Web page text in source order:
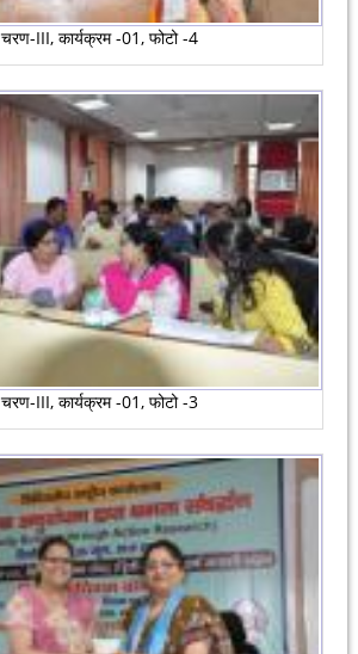
चरण-III, कार्यक्रम -01, फोटो -4
चरण-III, कार्यक्रम -01, फोटो -3